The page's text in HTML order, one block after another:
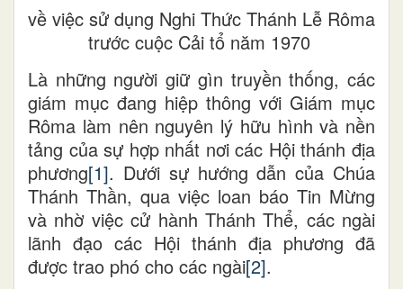
về việc sử dụng Nghi Thức Thánh Lễ Rôma
trước cuộc Cải tổ năm 1970
Là những người giữ gìn truyền thống, các
giám mục đang hiệp thông với Giám mục
Rôma làm nên nguyên lý hữu hình và nền
tảng của sự hợp nhất nơi các Hội thánh địa
phương[1]. Dưới sự hướng dẫn của Chúa
Thánh Thần, qua việc loan báo Tin Mừng
và nhờ việc cử hành Thánh Thể, các ngài
lãnh đạo các Hội thánh địa phương đã
được trao phó cho các ngài[2].